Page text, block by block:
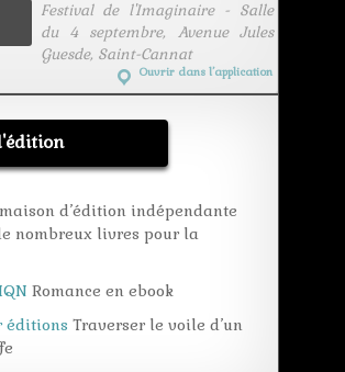
Festival de l'Imaginaire - Salle
du 4 septembre, Avenue Jules
Guesde, Saint-Cannat
Ouvrir dans l’application
maison d’édition indépendante
nombreux livres pour la
Romance en ebook
éditions Traverser le voile d’un